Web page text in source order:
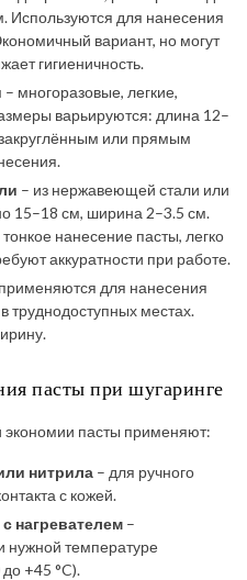
Используются для нанесения
вариант, но могут
гигиеничность.
– многоразовые, легкие,
варьируются: длина 12–
или прямым
– из нержавеющей стали или
15–18 см, ширина 2–3.5 см.
нанесение пасты, легко
аккуратности при работе.
для нанесения
труднодоступных местах.
пасты при шугаринге
экономии пасты применяют:
нитрила – для ручного
с кожей.
нагревателем –
нужной температуре
+45 °C).